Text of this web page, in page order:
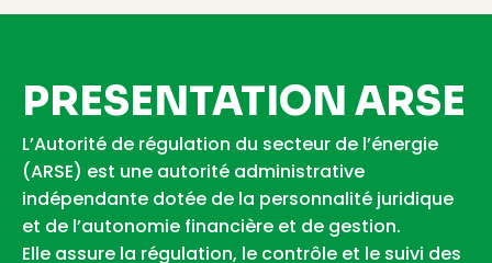
PRESENTATION ARSE
L’Autorité de régulation du secteur de l’énergie
(ARSE) est une autorité administrative
indépendante dotée de la personnalité juridique
et de l’autonomie financière et de gestion.
Elle assure la régulation, le contrôle et le suivi des